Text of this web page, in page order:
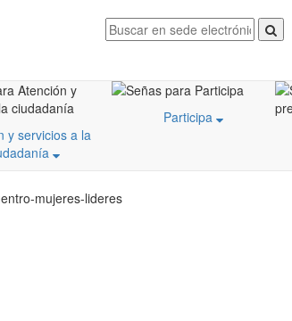
y servicios a la
Participa
mujeres-lideres